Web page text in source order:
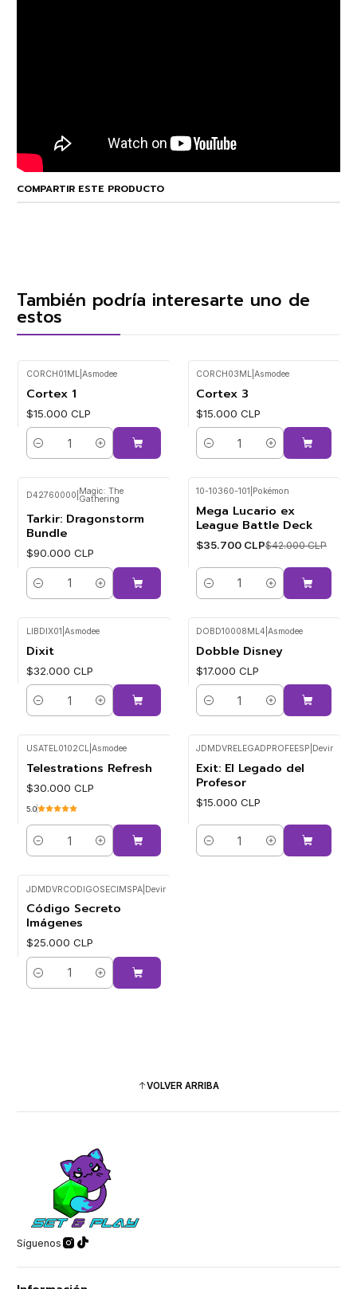
COMPARTIR ESTE PRODUCTO
También podría interesarte uno de
estos
CORCH01ML| Asmodee
Cortex 1
$15.000 CLP
Cantidad
CORCH03ML Asmodee
Cortex 3
$15.000 CLP
Cantidad
D42760000 Magic: The
Gathering
Tarkir: Dragonstorm
Bundle
$90.000 CLP
Cantidad
-15%
10-10360-101 Pokémon
Mega Lucario ex
League Battle Deck
$35.700 CLP$42.000 CLP
Cantidad
LIBDIX01 Asmodee
Dixit
$32.000 CLP
Cantidad
DOBD10008ML4 Asmodee
Dobble Disney
$17.000 CLP
Cantidad
USATEL0102CL| Asmodee
Telestrations Refresh
$30.000 CLP
5.0
Cantidad
JDMDVRELEGADPROFEESP Devir
Exit: El Legado del
Profesor
$15.000 CLP
Cantidad
JDMDVRCODIGOSECIMSPA| Devir
Código Secreto
Imágenes
$25.000 CLP
Cantidad
VOLVER ARRIBA
Síguenos